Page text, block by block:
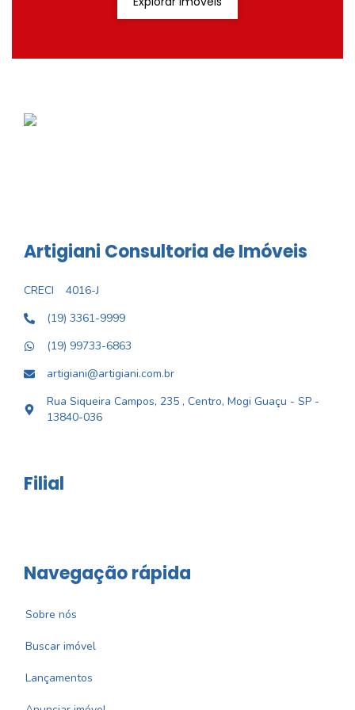
Artigiani Consultoria de Imóveis
CRECI
4016-J
(19) 3361-9999
(19) 99733-6863
artigiani@artigiani.com.br
Rua Siqueira Campos, 235 , Centro, Mogi Guaçu - SP -
13840-036
Filial
Navegação rápida
Sobre nós
Buscar imóvel
Lançamentos